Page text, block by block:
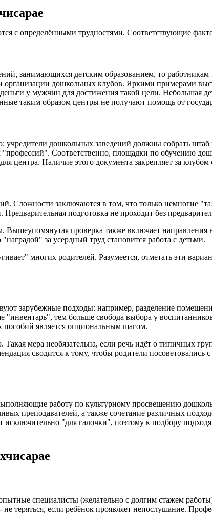
с определёнными трудностями. Соответствующие
занимающихся детским образованием, то
организации дошкольных клубов. Яркими примерами
у мужчин для достижения такой цели. Небольшая
таким образом центры не получают помощь от
дошкольных заведений должны собрать
"профессий". Соответственно, площадки по обучению
центра. Наличие этого документа закрепляет за клубом
Сложности заключаются в том, что только немногие
подготовка не проходит без
проверка также включает
за усердный труд становится работа с детьми.
многих родителей. Разумеется, отметать эти
зарубежные подходы: например, разделение
тем больше свобода выбора у
пособий является опциональным шагом.
мера необязательна, если речь идёт о типичных
сводится к тому, чтобы родители
работу по культурному просвещению
преподавателей, а также сочетание различных
"для галочки", поэтому к подбору
специалисты (желательно с долгим стажем
теряться, если ребёнок проявляет непослушание.